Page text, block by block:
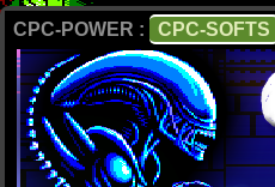
CPC-POWER : CPC-SOFTS